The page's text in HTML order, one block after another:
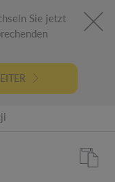
Sie jetzt
EU